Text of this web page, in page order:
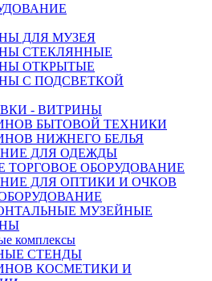
ДЛЯ МУЗЕЯ
СТЕКЛЯННЫЕ
ОТКРЫТЫЕ
С ПОДСВЕТКОЙ
- ВИТРИНЫ
БЫТОВОЙ ТЕХНИКИ
НИЖНЕГО БЕЛЬЯ
ДЛЯ ОДЕЖДЫ
ТОРГОВОЕ ОБОРУДОВАНИЕ
ДЛЯ ОПТИКИ И ОЧКОВ
МУЗЕЙНЫЕ
комплексы
СТЕНДЫ
КОСМЕТИКИ И